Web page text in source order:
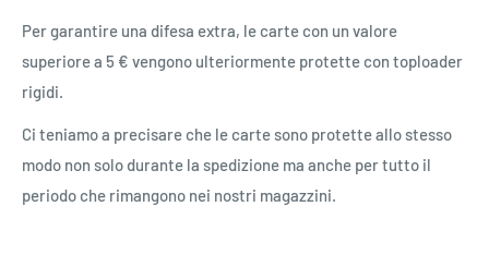
Per garantire una difesa extra, le carte con un valore
superiore a 5 € vengono ulteriormente protette con toploader
rigidi.
Ci teniamo a precisare che le carte sono protette allo stesso
modo non solo durante la spedizione ma anche per tutto il
periodo che rimangono nei nostri magazzini.